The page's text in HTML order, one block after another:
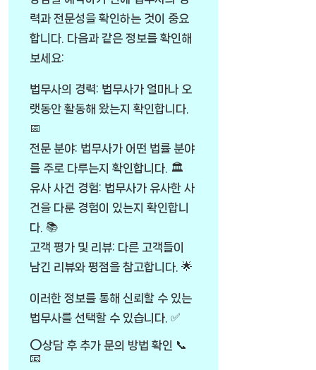
력과 전문성을 확인하는 것이 중요
합니다. 다음과 같은 정보를 확인해
보세요:
법무사의 경력: 법무사가 얼마나 오
랫동안 활동해 왔는지 확인합니다.
📅
전문 분야: 법무사가 어떤 법률 분야
를 주로 다루는지 확인합니다. 🏛️
유사 사건 경험: 법무사가 유사한 사
건을 다룬 경험이 있는지 확인합니
다. 📚
고객 평가 및 리뷰: 다른 고객들이
남긴 리뷰와 평점을 참고합니다. 🌟
이러한 정보를 통해 신뢰할 수 있는
법무사를 선택할 수 있습니다. ✅
⭕상담 후 추가 문의 방법 확인 📞
📧